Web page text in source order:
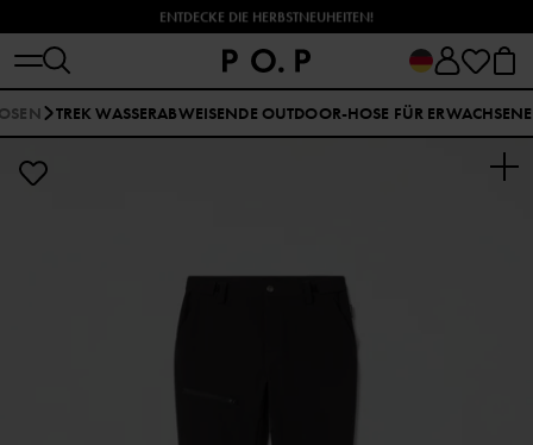
ENTDECKE DIE HERBSTNEUHEITEN!
TREK WASSERABWEISENDE OUTDOOR-HOSE FÜR ERWACHSENE